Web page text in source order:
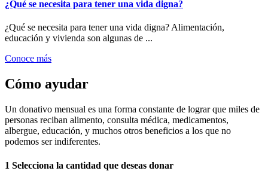
¿Qué se necesita para tener una vida digna?
¿Qué se necesita para tener una vida digna? Alimentación,
educación y vivienda son algunas de ...
Conoce más
Cómo ayudar
Un donativo mensual es una forma constante de lograr que miles de
personas reciban alimento, consulta médica, medicamentos,
albergue, educación, y muchos otros beneficios a los que no
podemos ser indiferentes.
1 Selecciona la cantidad que deseas donar